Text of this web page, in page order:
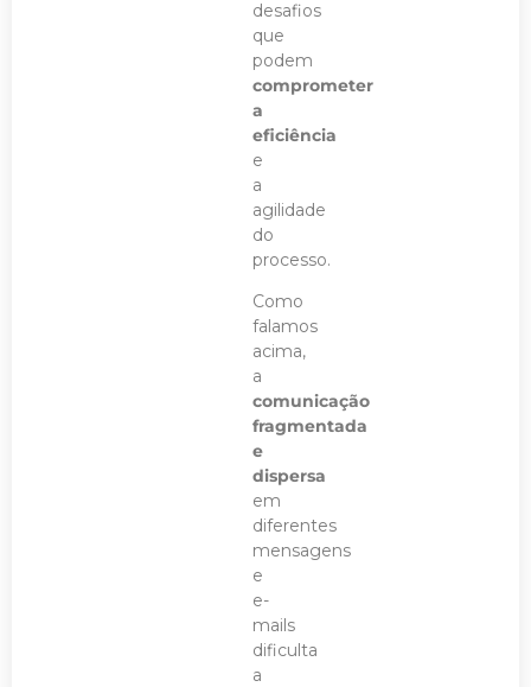
desafios
que
podem
comprometer
a
eficiência
e
a
agilidade
do
processo.
Como
falamos
acima,
a
comunicação
fragmentada
e
dispersa
em
diferentes
mensagens
e
e-
mails
dificulta
a